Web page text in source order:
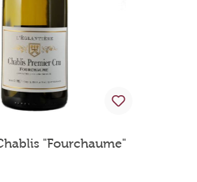
"Fourchaume"